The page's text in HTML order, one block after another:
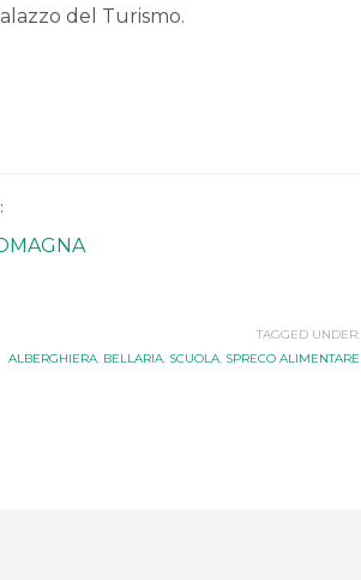
del Turismo.
TAGGED UNDER:
ALBERGHIERA, BELLARIA, SCUOLA, SPRECO ALIMENTARE